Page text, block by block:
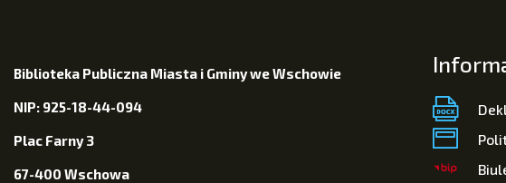
Biblioteka Publiczna Miasta i Gminy we Wschowie
NIP: 925-18-44-094
Plac Farny 3
67-400 Wschowa